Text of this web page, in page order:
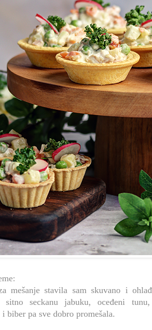
mešanje stavila sam skuvano i
sitno seckanu jabuku, oceđeni
biber pa sve dobro promešala.